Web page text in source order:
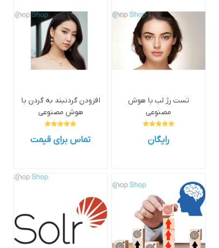
تست رژ لب با هوش
مصنوعی
رایگان
افزودن گردنبند به گردن با
هوش مصنوعی
تماس برای قیمت